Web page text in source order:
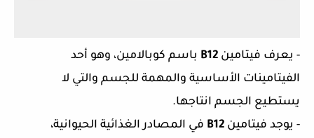
- يعرف فيتامين B12 باسم كوبالامين، وهو أحد
الفيتامينات الأساسية والمهمة للجسم والتي لا
يستطيع الجسم انتاجها.
- يوجد فيتامين B12 في المصادر الغذائية الحيوانية،